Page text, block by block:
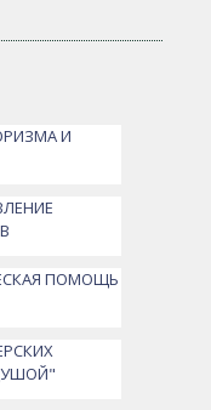
И
ПОМОЩЬ